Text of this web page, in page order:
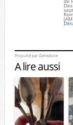
Propulsé par Genealone
A lire aussi